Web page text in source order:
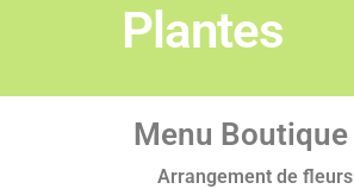
Plantes
Menu Boutique
Arrangement de fleurs